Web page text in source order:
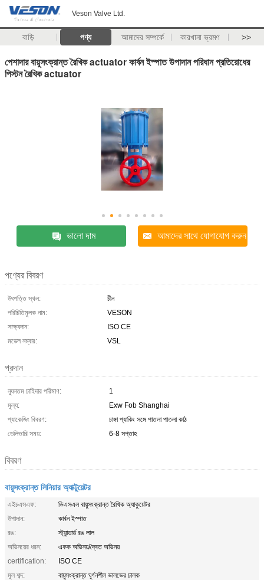
Veson Valve Ltd.
বাড়ি পণ্য আমাদের সম্পর্কে কারখানা ভ্রমণ >>
পেশাদার বায়ুসংক্রান্ত রৈখিক actuator কার্বন ইস্পাত উপাদান পরিধান প্রতিরোধের
পিস্টন রৈখিক actuator
ভালো দাম আমাদের সাথে যোগাযোগ করুন
পণ্যের বিবরণ
উৎপত্তি স্থল:
চীন
পরিচিতিমুলক নাম:
VESON
সাক্ষ্যদান:
ISO CE
মডেল নম্বার:
VSL
প্রদান
ন্যূনতম চাহিদার পরিমাণ:
1
মূল্য:
Exw Fob Shanghai
প্যাকেজিং বিবরণ:
চাঙ্গা প্যাকিং সঙ্গে পাতলা পাতলা কাঠ
ডেলিভারি সময়:
6-8 সপ্তাহ
বিবরণ
বায়ুসংক্রান্ত লিনিয়ার অ্যাক্টুয়েটর
এইচএসএফ:
ভিএসএল বায়ুসংক্রান্ত রৈখিক অ্যাকুয়েটর
উপাদান:
কার্বন ইস্পাত
রঙ:
স্ট্যান্ডার্ড রঙ লাল
অভিনয়ের ধরন:
একক অভিনয়/দ্বৈত অভিনয়
certification:
ISO CE
মূল শব্দ:
বায়ুসংক্রান্ত ঘূর্ণনশীল ভালভের চালক